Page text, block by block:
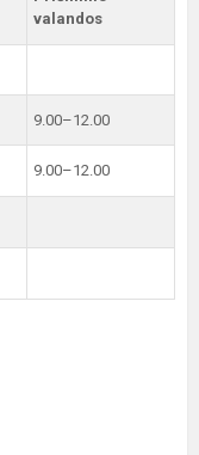
valandos
9.00–12.00
9.00–12.00